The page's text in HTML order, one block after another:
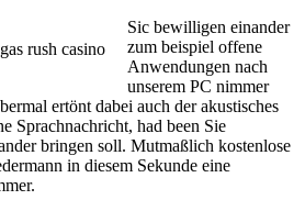
Sic bewilligen einander
zum beispiel offene
Anwendungen nach
unserem PC nimmer
ertönt dabei auch der akustisches
Sprachnachricht, had been Sie
bringen soll. Mutmaßlich kostenlose
in diesem Sekunde eine